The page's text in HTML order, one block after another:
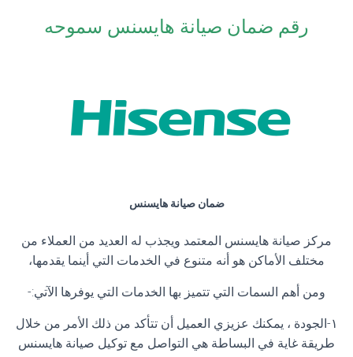
رقم ضمان صيانة هايسنس سموحه
ضمان صيانة هايسنس
مركز صيانة هايسنس المعتمد ويجذب له العديد من العملاء من
مختلف الأماكن هو أنه متنوع في الخدمات التي أينما يقدمها،
ومن أهم السمات التي تتميز بها الخدمات التي يوفرها الآتي:-
١-الجودة ، يمكنك عزيزي العميل أن تتأكد من ذلك الأمر من خلال
طريقة غاية في البساطة هي التواصل مع توكيل صيانة هايسنس